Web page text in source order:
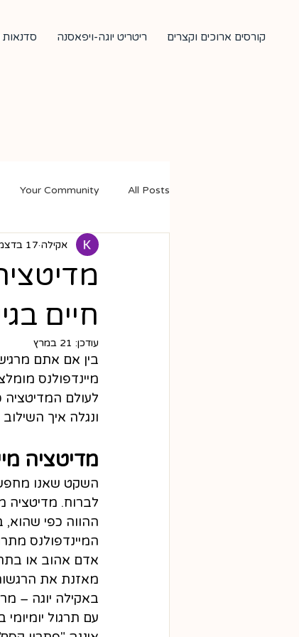
קורסים ארוכים וקצרים ריטריט יוגה-ויפאסנה סדנאות
All Posts
Your Community
חיים
אקילה 17 בדצמ׳ 2025
עודכן: 21 במרץ
בין אם אתם
מיינדפולנס
לעולם המדיטציה
ונגלה איך
מדיטציה
השקט שאנו
לברוח. מדיטציה
ההווה כפי שהוא,
המיינדפולנס
אדם אהוב או
מאזנת את
באקילה יוגה –
עם תרגול